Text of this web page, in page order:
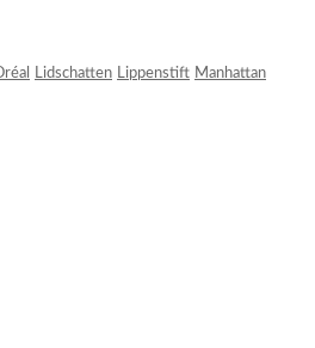
Lidschatten Lippenstift Manhattan